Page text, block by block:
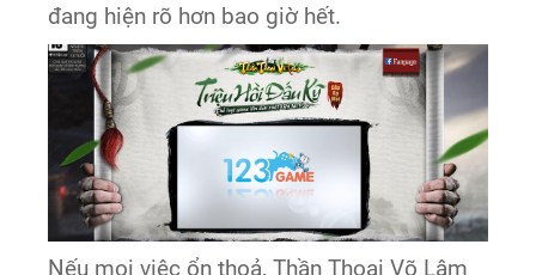
đang hiện rõ hơn bao giờ hết.
Nếu mọi việc ổn thoả, Thần Thoại Võ Lâm